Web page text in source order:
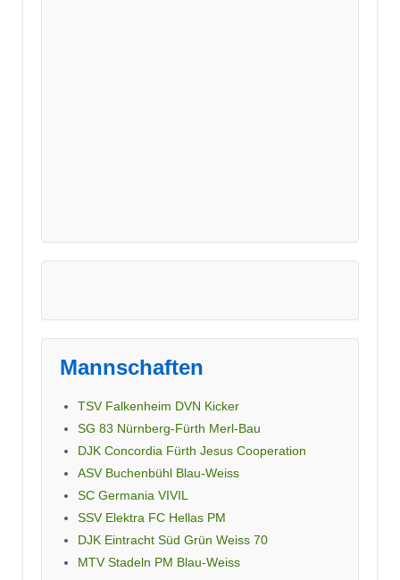
Mannschaften
TSV Falkenheim DVN Kicker
SG 83 Nürnberg-Fürth Merl-Bau
DJK Concordia Fürth Jesus Cooperation
ASV Buchenbühl Blau-Weiss
SC Germania VIVIL
SSV Elektra FC Hellas PM
DJK Eintracht Süd Grün Weiss 70
MTV Stadeln PM Blau-Weiss